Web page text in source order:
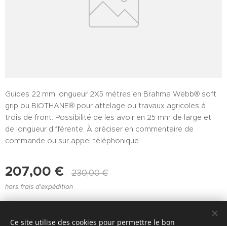
Guides 22 mm longueur 2X5 mètres en Brahma Webb® soft
grip ou BIOTHANE® pour attelage ou travaux agricoles à
trois de front. Possibilité de les avoir en 25 mm de large et
de longueur différente. À préciser en commentaire de
commande ou sur appel téléphonique
207,00 € 230,00€
hors frais d'expédition
Ce site utilise des cookies pour permettre le bon